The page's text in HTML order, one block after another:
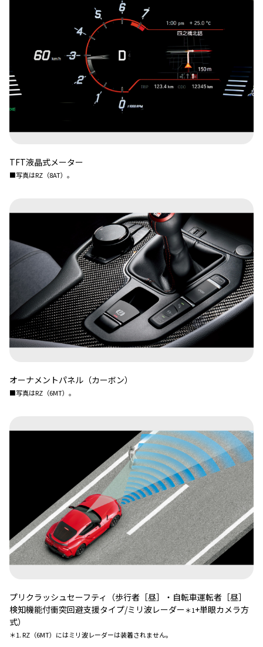
TFT液晶式メーター
■写真はRZ（8AT）。
オーナメントパネル（カーボン）
■写真はRZ（6MT）。
プリクラッシュセーフティ（歩行者［昼］・自転車運転者［昼］
検知機能付衝突回避支援タイプ/ミリ波レーダー＊1+単眼カメラ方
式）
＊1. RZ（6MT）にはミリ波レーダーは装着されません。